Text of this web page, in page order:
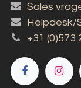
Sales
Helpdesk/
+31 (0)573